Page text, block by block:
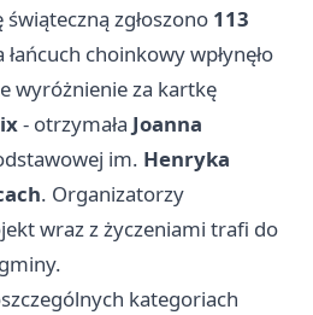
zgłoszono 113
choinkowy wpłynęło
wyróżnienie za kartkę
- otrzymała Joanna
im. Henryka
. Organizatorzy
wraz z życzeniami trafi do
kategoriach